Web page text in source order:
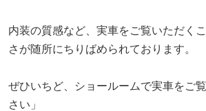
内装の質感など、実車をご覧いただく
さが随所にちりばめられております。
ぜひいちど、ショールームで実車をご
さい」